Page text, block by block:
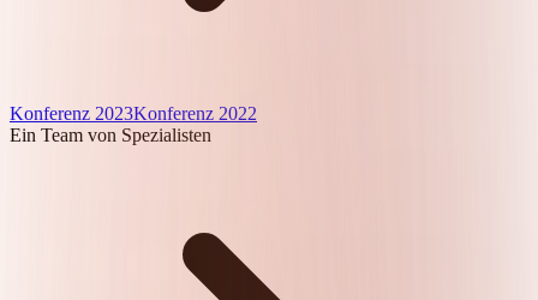
Konferenz 2023Konferenz 2022
Ein Team von Spezialisten